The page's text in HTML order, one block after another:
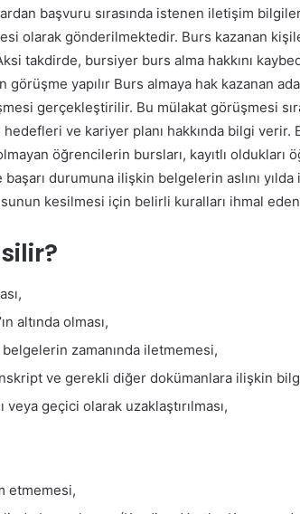
başvuru sırasında istenen iletişim
olarak gönderilmektedir. Burs kazanan
takdirde, bursiyer burs alma hakkını
görüşme yapılır Burs almaya hak kazanan
gerçekleştirilir. Bu mülakat görüşmesi
hedefleri ve kariyer planı hakkında bilgi
öğrencilerin bursları, kayıtlı
durumuna ilişkin belgelerin aslını
kesilmesi için belirli kuralları ihmal
altında olması,
zamanında iletmemesi,
ve gerekli diğer dokümanlara ilişkin
veya geçici olarak uzaklaştırılması,
etmemesi,